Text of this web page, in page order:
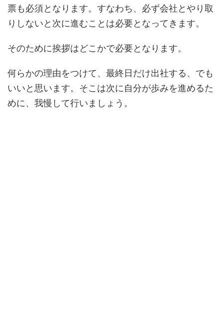
票も必須となります。すなわち、必ず会社とやり取
りしないと次に進むことは必要となってきます。
そのために挨拶はどこかで必要となります。
何らかの理由をつけて、最終日だけ出社する、でも
いいと思います。そこは次に自分が歩みを進めるた
めに、我慢して行いましょう。